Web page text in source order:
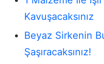
Kavuşacaksınız
Beyaz Sirkenin
Şaşıracaksınız!